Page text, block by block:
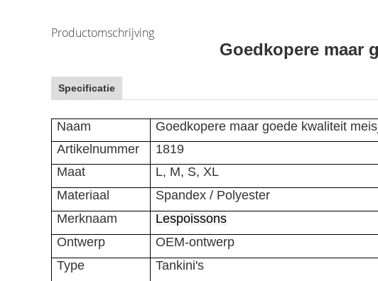
Productomschrijving
Goedkopere maar
Specificatie
Naam
Goedkopere maar goede kwaliteit
Artikelnummer
1819
Maat
L, M, S, XL
Materiaal
Spandex / Polyester
Merknaam
Lespoissons
Ontwerp
OEM-ontwerp
Type
Tankini's